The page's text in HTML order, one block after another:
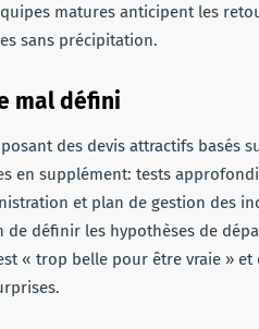
matures anticipent les
sans précipitation.
mal défini
des devis attractifs basés
en supplément: tests
et plan de gestion des
définir les hypothèses de
« trop belle pour être vraie » et